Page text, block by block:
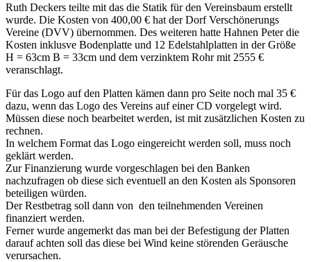
Ruth Deckers teilte mit das die Statik für den Vereinsbaum erstellt
wurde. Die Kosten von 400,00 € hat der Dorf Verschönerungs
Vereine (DVV) übernommen. Des weiteren hatte Hahnen Peter die
Kosten inklusve Bodenplatte und 12 Edelstahlplatten in der Größe
H = 63cm B = 33cm und dem verzinktem Rohr mit 2555 €
veranschlagt.
Für das Logo auf den Platten kämen dann pro Seite noch mal 35 €
dazu, wenn das Logo des Vereins auf einer CD vorgelegt wird.
Müssen diese noch bearbeitet werden, ist mit zusätzlichen Kosten zu
rechnen.
In welchem Format das Logo eingereicht werden soll, muss noch
geklärt werden.
Zur Finanzierung wurde vorgeschlagen bei den Banken
nachzufragen ob diese sich eventuell an den Kosten als Sponsoren
beteiligen würden.
Der Restbetrag soll dann von den teilnehmenden Vereinen
finanziert werden.
Ferner wurde angemerkt das man bei der Befestigung der Platten
darauf achten soll das diese bei Wind keine störenden Geräusche
verursachen.